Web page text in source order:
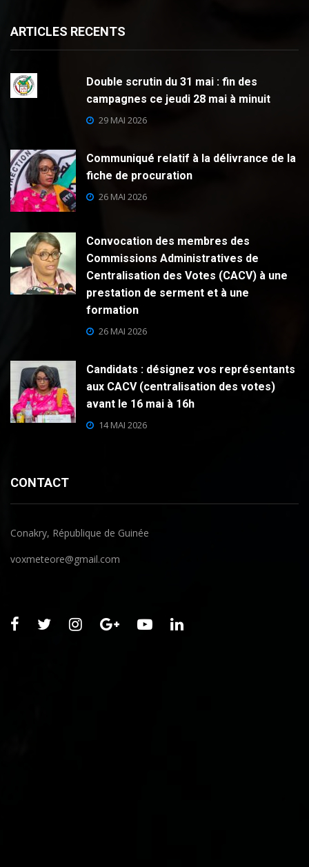
ARTICLES RECENTS
Double scrutin du 31 mai : fin des
campagnes ce jeudi 28 mai à minuit
29 MAI 2026
Communiqué relatif à la délivrance de la
fiche de procuration
26 MAI 2026
Convocation des membres des
Commissions Administratives de
Centralisation des Votes (CACV) à une
prestation de serment et à une
formation
26 MAI 2026
Candidats : désignez vos représentants
aux CACV (centralisation des votes)
avant le 16 mai à 16h
14 MAI 2026
CONTACT
Conakry, République de Guinée
voxmeteore@gmail.com